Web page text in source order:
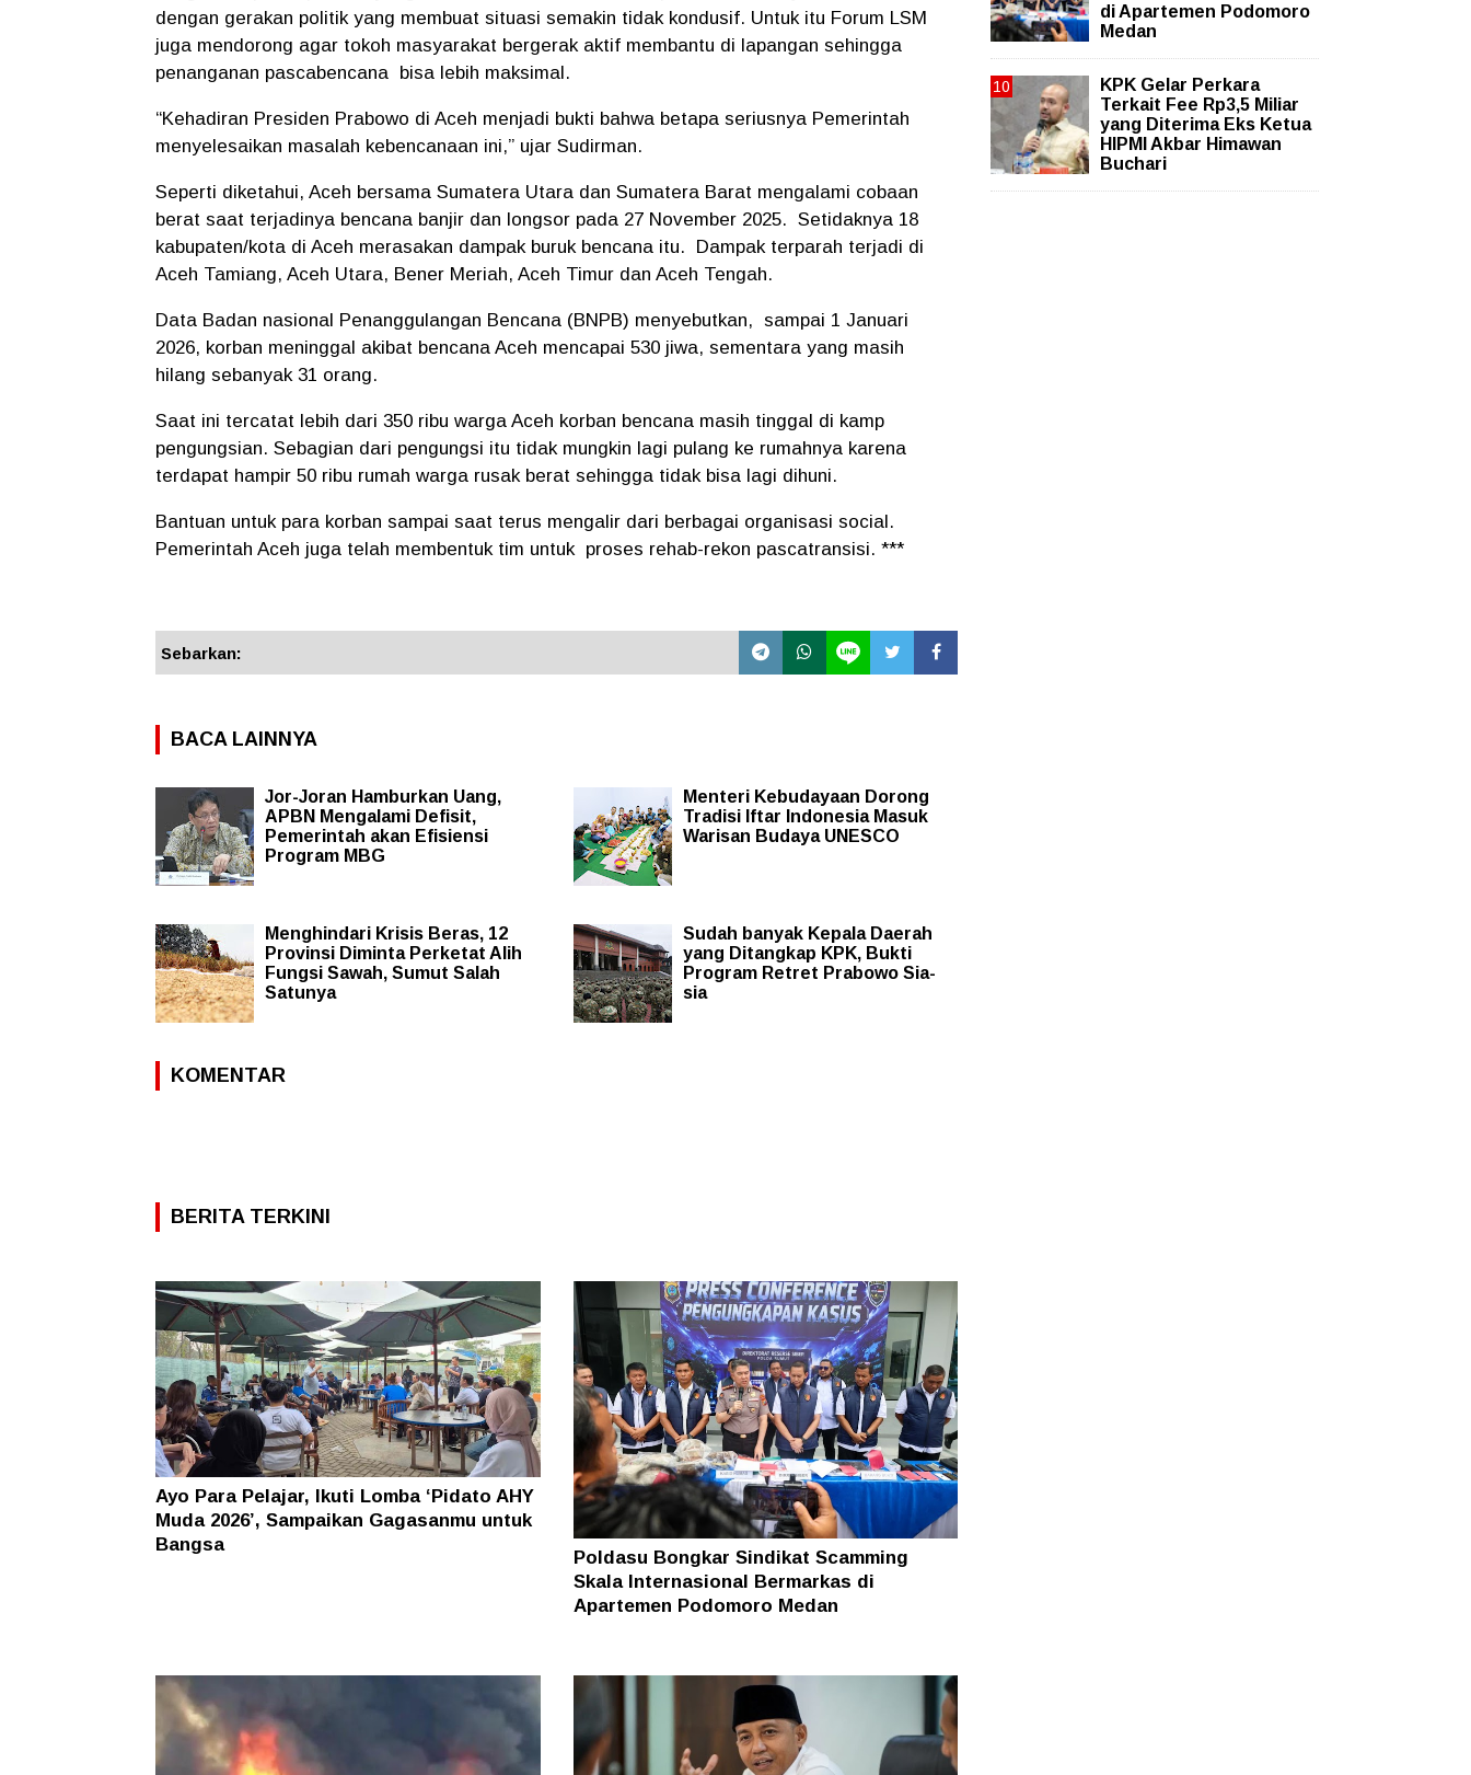
dengan gerakan politik yang membuat situasi semakin tidak kondusif. Untuk itu Forum LSM
juga mendorong agar tokoh masyarakat bergerak aktif membantu di lapangan sehingga
penanganan pascabencana
bisa lebih maksimal.
“Kehadiran Presiden Prabowo di Aceh menjadi bukti bahwa betapa seriusnya Pemerintah
menyelesaikan masalah kebencanaan ini,” ujar Sudirman.
Seperti diketahui, Aceh bersama Sumatera Utara dan Sumatera Barat mengalami cobaan
berat saat terjadinya bencana banjir dan longsor pada 27 November 2025. Setidaknya 18
kabupaten/kota di Aceh merasakan dampak buruk bencana itu.
Dampak terparah terjadi di
Aceh Tamiang, Aceh Utara, Bener Meriah, Aceh Timur dan Aceh Tengah.
Data Badan nasional Penanggulangan Bencana (BNPB) menyebutkan,
sampai 1 Januari
2026, korban meninggal akibat bencana Aceh mencapai 530 jiwa, sementara yang masih
hilang sebanyak 31 orang.
Saat ini tercatat lebih dari 350 ribu warga Aceh korban bencana masih tinggal di kamp
pengungsian. Sebagian dari pengungsi itu tidak mungkin lagi pulang ke rumahnya karena
terdapat hampir 50 ribu rumah warga rusak berat sehingga tidak bisa lagi dihuni.
Bantuan untuk para korban sampai saat terus mengalir dari berbagai organisasi social.
Pemerintah Aceh juga telah membentuk tim untuk proses rehab-rekon pascatransisi. ***
Sebarkan:
BACA LAINNYA
Jor-Joran Hamburkan Uang,
APBN Mengalami Defisit,
Pemerintah akan Efisiensi
Program MBG
Menteri Kebudayaan Dorong
Tradisi Iftar Indonesia Masuk
Warisan Budaya UNESCO
Menghindari Krisis Beras, 12
Provinsi Diminta Perketat Alih
Fungsi Sawah, Sumut Salah
Satunya
Sudah banyak Kepala Daerah
yang Ditangkap KPK, Bukti
Program Retret Prabowo Sia-
sia
KOMENTAR
BERITA TERKINI
Ayo Para Pelajar, Ikuti Lomba ‘Pidato AHY
Muda 2026’, Sampaikan Gagasanmu untuk
Bangsa
Poldasu Bongkar Sindikat Scamming
Skala Internasional Bermarkas di
Apartemen Podomoro Medan
di Apartemen Podomoro
Medan
KPK Gelar Perkara
Terkait Fee Rp3,5 Miliar
yang Diterima Eks Ketua
HIPMI Akbar Himawan
Buchari